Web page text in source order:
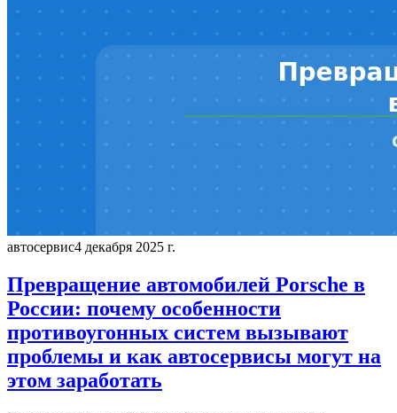
автосервис4 декабря 2025 г.
Превращение автомобилей Porsche в
России: почему особенности
противоугонных систем вызывают
проблемы и как автосервисы могут на
этом заработать